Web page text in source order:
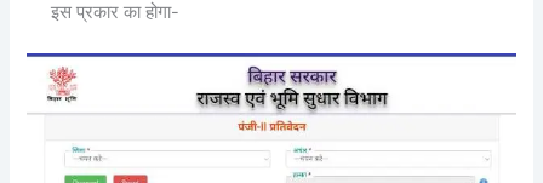
इस प्रकार का होगा-